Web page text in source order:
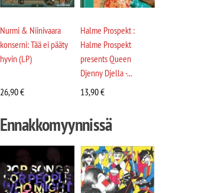
Nurmi & Niinivaara
konserni: Tää ei pääty
hyvin (LP)
26,90€
Halme Prospekt :
Halme Prospekt
presents Queen
Djenny Djella -...
13,90€
Ennakkomyynnissä